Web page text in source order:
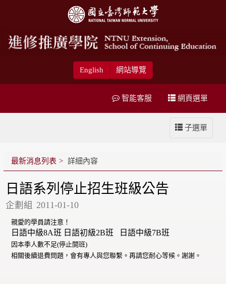
English 網站導覽
網頁選單
智能客服
子選單
最新消息列表 詳細內容
日語系列停止招生班級公告
企劃組 2011-01-10
親愛的學員請注意！
日語中級8A班 日語初級2B班 日語中級7B班
因本季人數不足(停止開班)
相關後續退費問題，會有專人與您聯繫。 再請您耐心等候。謝謝。